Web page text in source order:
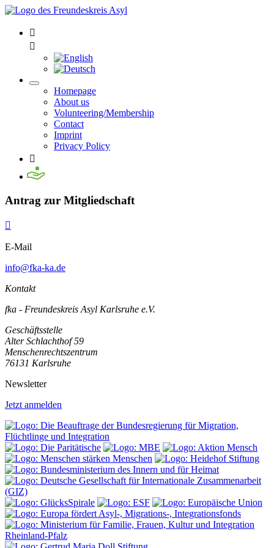


Homepage
About us
Volunteering/Membership
Contact
Imprint
Privacy Policy

Antrag zur Mitgliedschaft

E-Mail
info@fka-ka.de
Kontakt
fka - Freundeskreis Asyl Karlsruhe e.V.
Geschäftsstelle
Alter Schlachthof 59
Menschenrechtszentrum
76131 Karlsruhe
Newsletter
Jetzt anmelden